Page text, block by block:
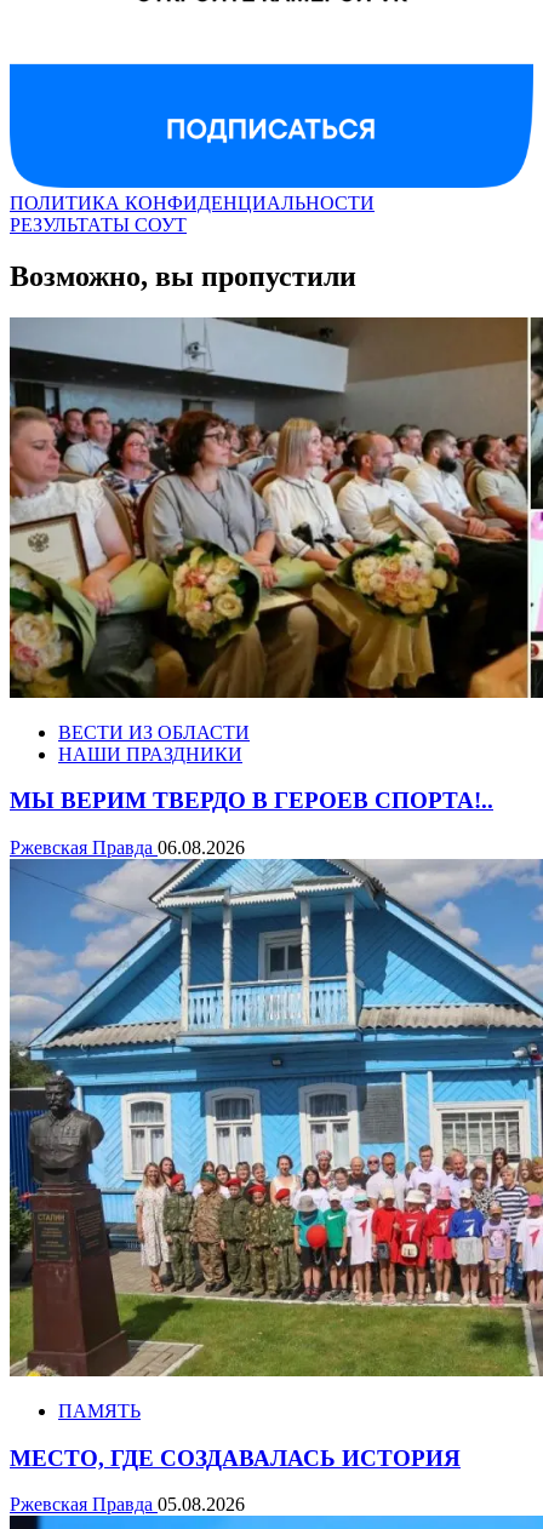
ПОЛИТИКА КОНФИДЕНЦИАЛЬНОСТИ
РЕЗУЛЬТАТЫ СОУТ
Возможно, вы пропустили
ВЕСТИ ИЗ ОБЛАСТИ
НАШИ ПРАЗДНИКИ
МЫ ВЕРИМ ТВЕРДО В ГЕРОЕВ СПОРТА!..
Ржевская Правда 06.08.2026
ПАМЯТЬ
МЕСТО, ГДЕ СОЗДАВАЛАСЬ ИСТОРИЯ
Ржевская Правда 05.08.2026